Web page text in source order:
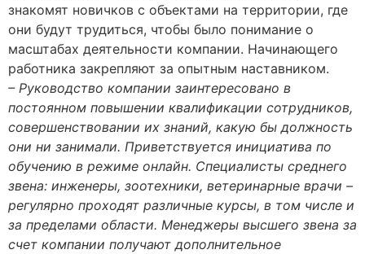
знакомят новичков с объектами на территории, где
они будут трудиться, чтобы было понимание о
масштабах деятельности компании. Начинающего
работника закрепляют за опытным наставником.
– Руководство компании заинтересовано в
постоянном повышении квалификации сотрудников,
совершенствовании их знаний, какую бы должность
они ни занимали. Приветствуется инициатива по
обучению в режиме онлайн. Специалисты среднего
звена: инженеры, зоотехники, ветеринарные врачи –
регулярно проходят различные курсы, в том числе и
за пределами области. Менеджеры высшего звена за
счет компании получают дополнительное